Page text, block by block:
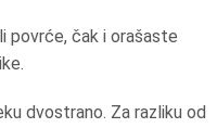
povrće, čak i orašaste
dvostrano. Za razliku od